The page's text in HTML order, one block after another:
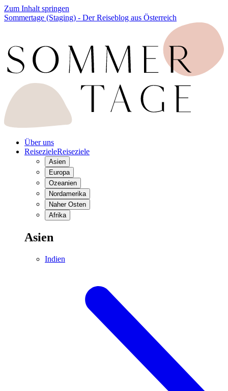
Zum Inhalt springen
Sommertage (Staging) - Der Reiseblog aus Österreich
Über uns
ReisezieleReiseziele
Asien
Europa
Ozeanien
Nordamerika
Naher Osten
Afrika
Asien
Indien